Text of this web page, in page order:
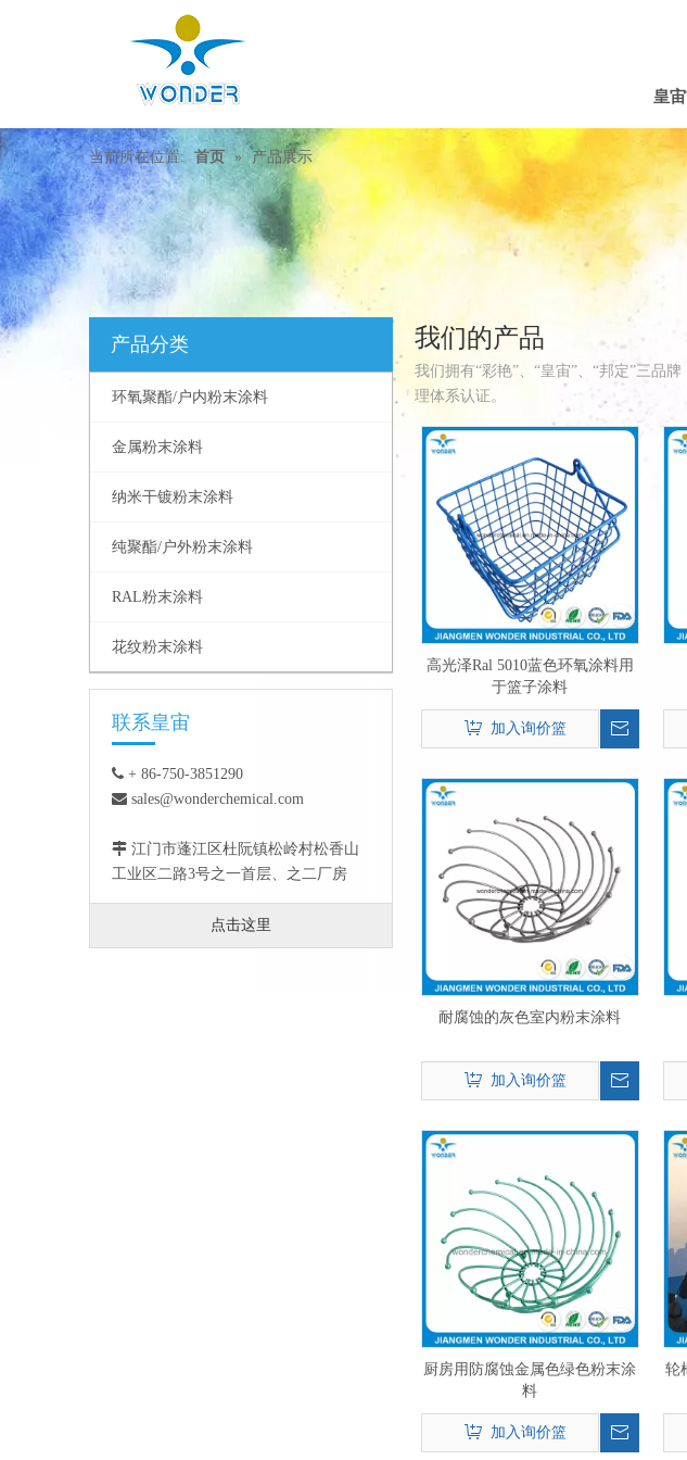
皇
当前所在位置: 首页 » 产品展示
产品分类
环氧聚酯/户内粉末涂料
金属粉末涂料
纳米干镀粉末涂料
纯聚酯/户外粉末涂料
RAL粉末涂料
花纹粉末涂料
联系皇宙
 + 86-750-3851290
 sales@wonderchemical.com
 江门市蓬江区杜阮镇松岭村松香山
工业区二路3号之一首层、之二厂房
点击这里
我们的产品
我们拥有“彩艳”、“皇宙”、“邦定”三品
理体系认证。
高光泽Ral 5010蓝色环氧涂料用
于篮子涂料
加入询价篮
耐腐蚀的灰色室内粉末涂料
加入询价篮
厨房用防腐蚀金属色绿色粉末涂
料
加入询价篮
轮